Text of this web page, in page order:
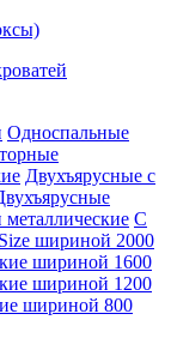
Односпальные
Двухъярусные с
С
шириной 2000
шириной 1600
шириной 1200
шириной 800